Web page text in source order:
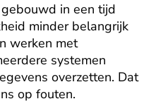
in een tijd
minder belangrijk
werken met
systemen
overzetten. Dat
op fouten.